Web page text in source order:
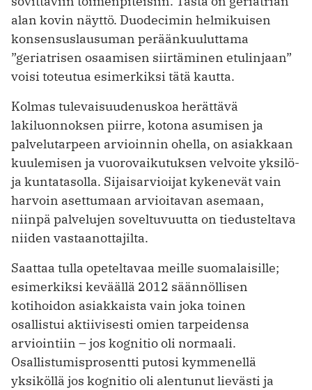
alan kovin näyttö. Duodecimin helmikuisen
konsensuslausuman peräänkuuluttama
”geriatrisen osaamisen siirtäminen etulinjaan”
voisi toteutua esimerkiksi ­tätä kautta.
Kolmas tulevaisuudenuskoa herättävä
lakiluonnoksen piirre, kotona asumisen ja
palvelutarpeen arvioinnin ohella, on asiakkaan
kuulemisen ja vuorovaikutuksen velvoite yksilö-
ja kuntatasolla. Sijaisarvioijat kykenevät vain
harvoin asettumaan arvioitavan asemaan,
niinpä palvelujen soveltuvuutta on tiedusteltava
niiden vastaanottajilta.
Saattaa tulla opeteltavaa meille suomalaisille;
esimerkiksi keväällä 2012 säännöllisen
kotihoidon asiakkaista vain joka toinen
osallistui aktiivisesti omien tarpeidensa
arviointiin – jos kognitio oli normaali.
Osallistumisprosentti putosi kymmenellä
yksiköllä jos kognitio oli alentunut lievästi ja